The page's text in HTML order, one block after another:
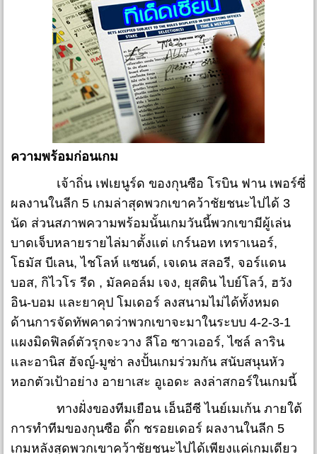
ความพร้อมก่อนเกม
เจ้าถิ่น เฟเยนูร์ด ของกุนซือ โรบิน ฟาน เพอร์ซี่
ผลงานในลีก 5 เกมล่าสุดพวกเขาคว้าชัยชนะไปได้ 3
นัด ส่วนสภาพความพร้อมนั้นเกมวันนี้พวกเขามีผู้เล่น
บาดเจ็บหลายรายไล่มาตั้งแต่ เกร์นอท เทราเนอร์,
โธมัส บีเลน, ไชโลห์ แซนด์, เจเดน สลอรี, จอร์แดน
บอส, กิไวโร รีด , มัลคอล์ม เจง, ยุสติน ไบย์โลว์, ฮวัง
อิน-บอม และยาคุป โมเดอร์ ลงสนามไม่ได้ทั้งหมด
ด้านการจัดทัพคาดว่าพวกเขาจะมาในระบบ 4-2-3-1
แผงมิดฟิลด์ตัวรุกจะวาง ลีโอ ซาวเออร์, ไซล์ ลาริน
และอานิส ฮัจญ์-มูซ่า ลงปั้นเกมร่วมกัน สนับสนุนหัว
หอกตัวเป้าอย่าง อายาเสะ อูเอดะ ลงล่าสกอร์ในเกมนี้
ทางฝั่งของทีมเยือน เอ็นอีซี ไนย์เมเก้น ภายใต้
การทำทีมของกุนซือ ดิ๊ก ชรอยเดอร์ ผลงานในลีก 5
เกมหลังสุดพวกเขาคว้าชัยชนะไปได้เพียงแค่เกมเดียว